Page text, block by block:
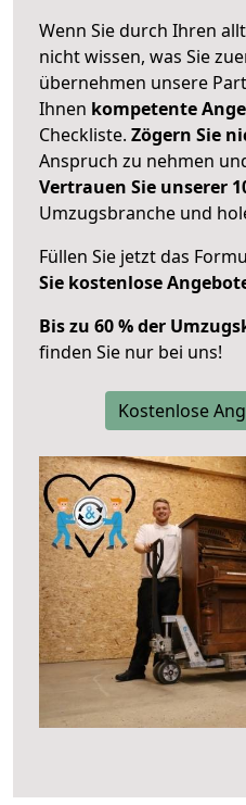
Wenn Sie durch Ihren
nicht wissen, was Sie
übernehmen unsere
Ihnen kompetente
Checkliste. Zögern Sie
Anspruch zu nehmen
Vertrauen Sie unserer
Umzugsbranche und
Füllen Sie jetzt das
Sie kostenlose
Bis zu 60 % der
finden Sie nur bei uns!
Kostenlose